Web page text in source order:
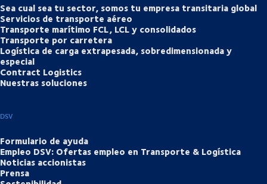
Sea cual sea tu sector, somos tu empresa transitaria global
Servicios de transporte aéreo
Transporte marítimo FCL, LCL y consolidados
Transporte por carretera
Logística de carga extrapesada, sobredimensionada y
especial
Contract Logistics
Nuestras soluciones
DSV
Formulario de ayuda
Empleo DSV: Ofertas empleo en Transporte & Logística
Noticias accionistas
Prensa